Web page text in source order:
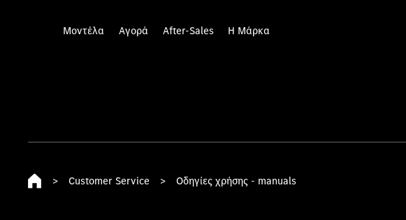
Μοντέλα Αγορά After-Sales Η Μάρκα
> Customer Service > Οδηγίες χρήσης - manuals